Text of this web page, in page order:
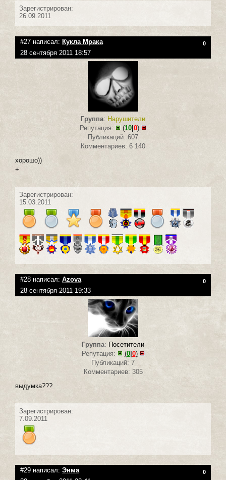
Зарегистрирован:
26.09.2011
#27 написал: Кукла Мрака 0
28 сентября 2011 18:57
Группа: Нарушители
Репутация:
(10 0)
Публикаций: 607
Комментариев: 6 140
хорошо))
+
Зарегистрирован:
15.03.2011
#28 написал: Azova 0
28 сентября 2011 19:33
Группа: Посетители
Репутация:
(0|0)
Публикаций: 7
Комментариев: 305
выдумка???
Зарегистрирован:
7.09.2011
#29 написал: Энма 0